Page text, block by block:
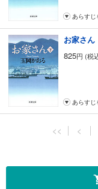
あらすじ
お家さん
825円 (税
あらすじ
<< <